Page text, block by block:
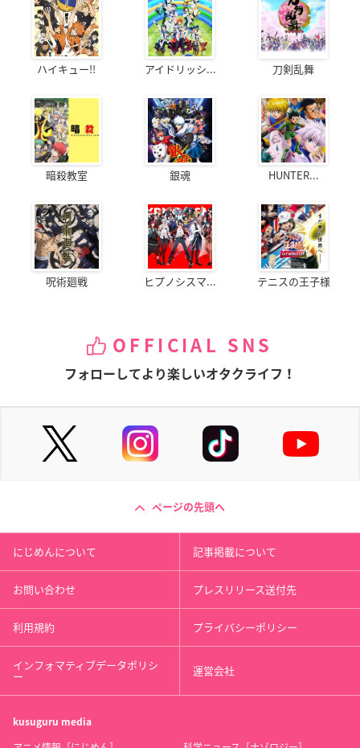
ハイキュー!! アイドリッシ... 刀剣乱舞
暗殺教室 銀魂 HUNTER...
呪術廻戦 ヒプノシスマ... テニスの王子様
OFFICIAL SNS
フォローしてより楽しいオタクライフ！
ページの先頭へ
にじめんについて 記事掲載について
お問い合わせ プレスリリース送付先
利用規約 プライバシーポリシー
インフォマティブデータポリシ
ー 運営会社
kusuguru media